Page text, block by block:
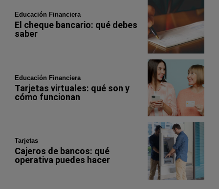
Educación Financiera
El cheque bancario: qué debes
saber
Educación Financiera
Tarjetas virtuales: qué son y
cómo funcionan
Tarjetas
Cajeros de bancos: qué
operativa puedes hacer